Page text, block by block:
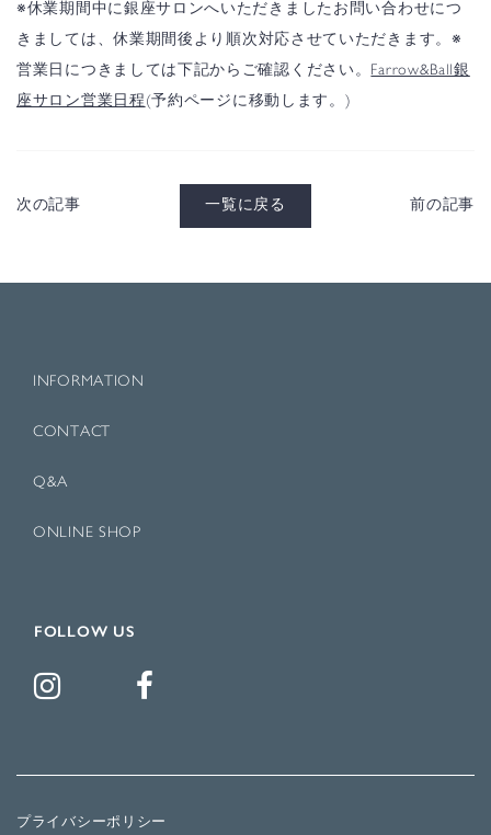
※休業期間中に銀座サロンへいただきましたお問い合わせにつ
きましては、休業期間後より順次対応させていただきます。 ※
営業日につきましては下記からご確認ください。 Farrow&Ball銀
座サロン営業日程 (予約ページに移動します。)
次の記事 一覧に戻る 前の記事
INFORMATION
CONTACT
Q&A
ONLINE SHOP
FOLLOW US
プライバシーポリシー